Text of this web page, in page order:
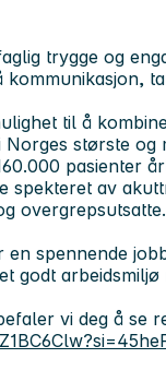
trygge og
kommunikasjon,
til å
største og
pasienter
spekteret av
en spennende
godt
vi deg å se